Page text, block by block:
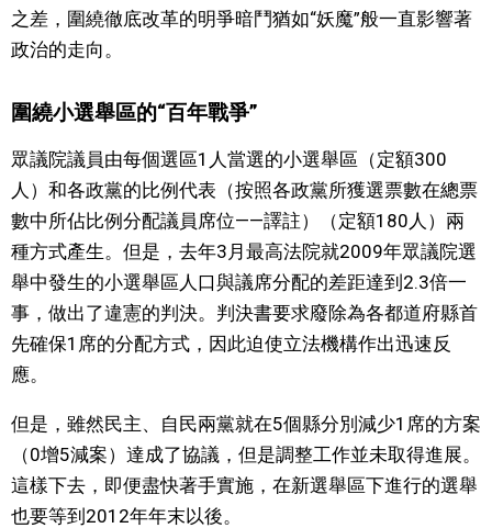
文化
科學技術
生活
運動
娛樂
教育
工作勞動
家庭
之差，圍繞徹底改革的明爭暗鬥猶如“妖魔”般一直影響著
政治的走向。
圍繞小選舉區的“百年戰爭”
眾議院議員由每個選區1人當選的小選舉區（定額300
人）和各政黨的比例代表（按照各政黨所獲選票數在總票
數中所佔比例分配議員席位——譯註）（定額180人）兩
種方式產生。但是，去年3月最高法院就2009年眾議院選
舉中發生的小選舉區人口與議席分配的差距達到2.3倍一
事，做出了違憲的判決。判決書要求廢除為各都道府縣首
先確保1席的分配方式，因此迫使立法機構作出迅速反
應。
但是，雖然民主、自民兩黨就在5個縣分別減少1席的方案
（0增5減案）達成了協議，但是調整工作並未取得進展。
這樣下去，即便盡快著手實施，在新選舉區下進行的選舉
也要等到2012年年末以後。